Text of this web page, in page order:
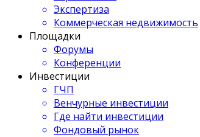
Экспертиза
Коммерческая недвижимость
Площадки
Форумы
Конференции
Инвестиции
ГЧП
Венчурные инвестиции
Где найти инвестиции
Фондовый рынок